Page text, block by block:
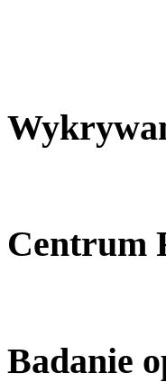
Centrum
Badanie